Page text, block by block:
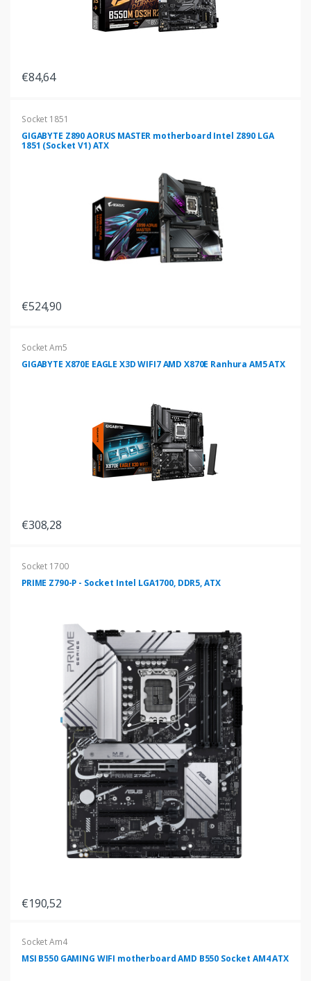
€84,64
Socket 1851
GIGABYTE Z890 AORUS MASTER motherboard Intel Z890 LGA
1851 (Socket V1) ATX
€524,90
Socket Am5
GIGABYTE X870E EAGLE X3D WIFI7 AMD X870E Ranhura AM5 ATX
€308,28
Socket 1700
PRIME Z790-P - Socket Intel LGA1700, DDR5, ATX
€190,52
Socket Am4
MSI B550 GAMING WIFI motherboard AMD B550 Socket AM4 ATX